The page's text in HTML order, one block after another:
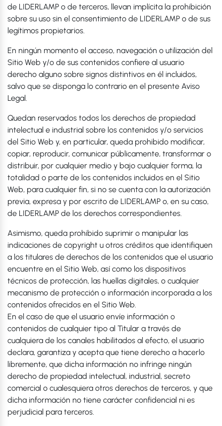
de LIDERLAMP o de terceros, llevan implícita la prohibición
sobre su uso sin el consentimiento de LIDERLAMP o de sus
legítimos propietarios.
En ningún momento el acceso, navegación o utilización del
Sitio Web y/o de sus contenidos confiere al usuario
derecho alguno sobre signos distintivos en él incluidos,
salvo que se disponga lo contrario en el presente Aviso
Legal.
Quedan reservados todos los derechos de propiedad
intelectual e industrial sobre los contenidos y/o servicios
del Sitio Web y, en particular, queda prohibido modificar,
copiar, reproducir, comunicar públicamente, transformar o
distribuir, por cualquier medio y bajo cualquier forma, la
totalidad o parte de los contenidos incluidos en el Sitio
Web, para cualquier fin, si no se cuenta con la autorización
previa, expresa y por escrito de LIDERLAMP o, en su caso,
de LIDERLAMP de los derechos correspondientes.
Asimismo, queda prohibido suprimir o manipular las
indicaciones de copyright u otros créditos que identifiquen
a los titulares de derechos de los contenidos que el usuario
encuentre en el Sitio Web, así como los dispositivos
técnicos de protección, las huellas digitales, o cualquier
mecanismo de protección o información incorporada a los
contenidos ofrecidos en el Sitio Web.
En el caso de que el usuario envíe información o
contenidos de cualquier tipo al Titular a través de
cualquiera de los canales habilitados al efecto, el usuario
declara, garantiza y acepta que tiene derecho a hacerlo
libremente, que dicha información no infringe ningún
derecho de propiedad intelectual, industrial, secreto
comercial o cualesquiera otros derechos de terceros, y que
dicha información no tiene carácter confidencial ni es
perjudicial para terceros.